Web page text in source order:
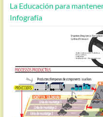
La Educación para
Infografía